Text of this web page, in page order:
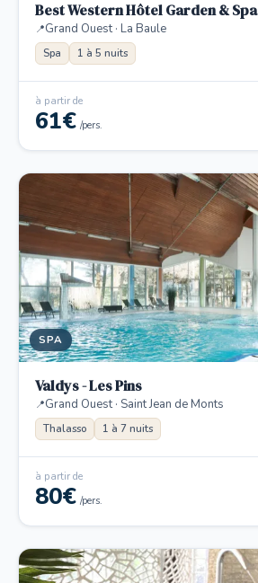
Best Western Hôtel Garden & Spa
Grand Ouest · La Baule
Spa 1 à 5 nuits
à partir de
61€ /pers.
SPA
Valdys - Les Pins
Grand Ouest · Saint Jean de Monts
Thalasso 1 à 7 nuits
à partir de
80€ /pers.